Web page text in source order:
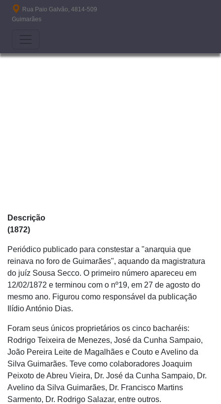
Passar para o conteúdo principal
Rua Paio Galvão, 4814-509
Guimarães
Descrição
(1872)
Periódico publicado para constestar a "anarquia que
reinava no foro de Guimarães", aquando da magistratura
do juíz Sousa Secco. O primeiro número apareceu em
12/02/1872 e terminou com o nº19, em 27 de agosto do
mesmo ano. Figurou como responsável da publicação
Ilídio António Dias.
Foram seus únicos proprietários os cinco bacharéis:
Rodrigo Teixeira de Menezes, José da Cunha Sampaio,
João Pereira Leite de Magalhães e Couto e Avelino da
Silva Guimarães. Teve como colaboradores Joaquim
Peixoto de Abreu Vieira, Dr. José da Cunha Sampaio, Dr.
Avelino da Silva Guimarães, Dr. Francisco Martins
Sarmento, Dr. Rodrigo Salazar, entre outros.